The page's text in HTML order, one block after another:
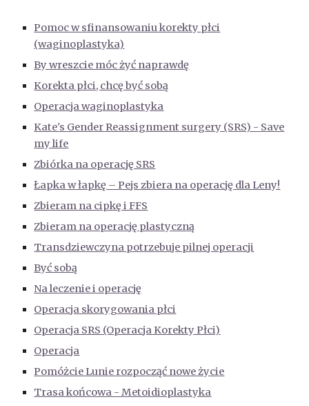
Pomoc w sfinansowaniu korekty płci
(waginoplastyka)
By wreszcie móc żyć naprawdę
Korekta płci, chcę być sobą
Operacja waginoplastyka
Kate's Gender Reassignment surgery (SRS) - Save
my life
Zbiórka na operację SRS
Łapka w łapkę – Pejs zbiera na operację dla Leny!
Zbieram na cipkę i FFS
Zbieram na operację plastyczną
Transdziewczyna potrzebuje pilnej operacji
Być sobą
Na leczenie i operację
Operacja skorygowania płci
Operacja SRS (Operacja Korekty Płci)
Operacja
Pomóżcie Lunie rozpocząć nowe życie
Trasa końcowa - Metoidioplastyka